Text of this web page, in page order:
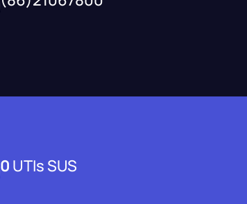
0 UTIs SUS